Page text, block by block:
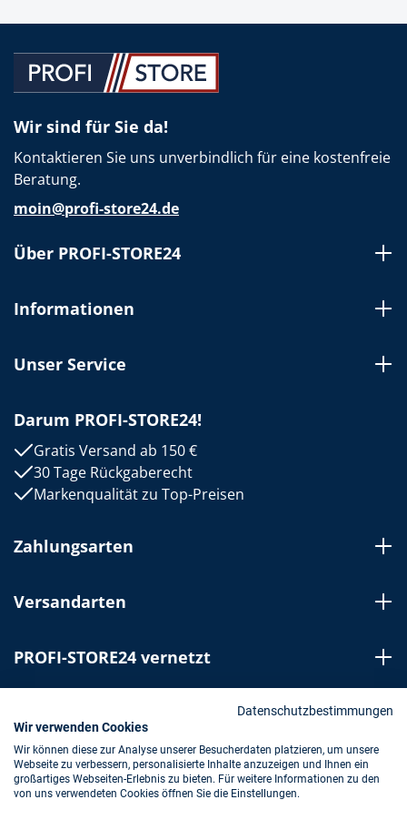
Wir sind für Sie da!
Kontaktieren Sie uns unverbindlich für eine kostenfreie
Beratung.
moin@profi-store24.de
Über PROFI-STORE24
Informationen
Unser Service
Darum PROFI-STORE24!
Gratis Versand ab 150 €
30 Tage Rückgaberecht
Markenqualität zu Top-Preisen
Zahlungsarten
Versandarten
PROFI-STORE24 vernetzt
Bestellung widerrufen
Impressum AGB Datenschutz
Datenschutzbestimmungen
Wir verwenden Cookies
Wir können diese zur Analyse unserer Besucherdaten platzieren, um unsere
Webseite zu verbessern, personalisierte Inhalte anzuzeigen und Ihnen ein
großartiges Webseiten-Erlebnis zu bieten. Für weitere Informationen zu den
von uns verwendeten Cookies öffnen Sie die Einstellungen.